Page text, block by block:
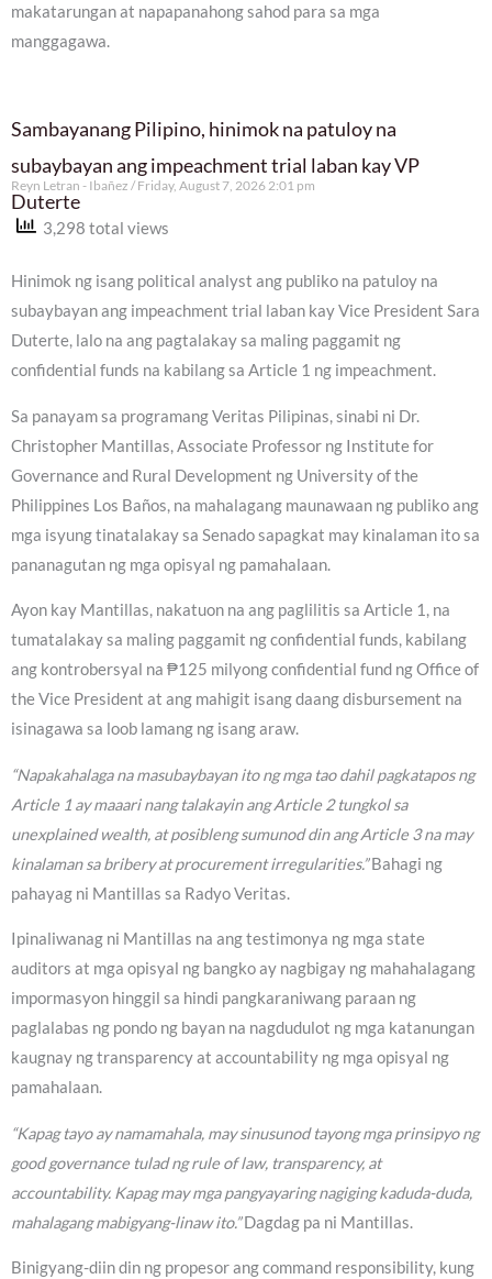
makatarungan at napapanahong sahod para sa mga
manggagawa.
Sambayanang Pilipino, hinimok na patuloy na
subaybayan ang impeachment trial laban kay VP
Duterte
Reyn Letran - Ibañez Friday, August 7, 2026 2:01 pm
3,298 total views
Hinimok ng isang political analyst ang publiko na patuloy na
subaybayan ang impeachment trial laban kay Vice President Sara
Duterte, lalo na ang pagtalakay sa maling paggamit ng
confidential funds na kabilang sa Article 1 ng impeachment.
Sa panayam sa programang Veritas Pilipinas, sinabi ni Dr.
Christopher Mantillas, Associate Professor ng Institute for
Governance and Rural Development ng University of the
Philippines Los Baños, na mahalagang maunawaan ng publiko ang
mga isyung tinatalakay sa Senado sapagkat may kinalaman ito sa
pananagutan ng mga opisyal ng pamahalaan.
Ayon kay Mantillas, nakatuon na ang paglilitis sa Article 1, na
tumatalakay sa maling paggamit ng confidential funds, kabilang
ang kontrobersyal na ₱125 milyong confidential fund ng Office of
the Vice President at ang mahigit isang daang disbursement na
isinagawa sa loob lamang ng isang araw.
“Napakahalaga na masubaybayan ito ng mga tao dahil pagkatapos ng
Article 1 ay maaari nang talakayin ang Article 2 tungkol sa
unexplained wealth, at posibleng sumunod din ang Article 3 na may
kinalaman sa bribery at procurement irregularities.”Bahagi ng
pahayag ni Mantillas sa Radyo Veritas.
Ipinaliwanag ni Mantillas na ang testimonya ng mga state
auditors at mga opisyal ng bangko ay nagbigay ng mahahalagang
impormasyon hinggil sa hindi pangkaraniwang paraan ng
paglalabas ng pondo ng bayan na nagdudulot ng mga katanungan
kaugnay ng transparency at accountability ng mga opisyal ng
pamahalaan.
“Kapag tayo ay namamahala, may sinusunod tayong mga prinsipyo ng
good governance tulad ng rule of law, transparency, at
accountability. Kapag may mga pangyayaring nagiging kaduda-duda,
mahalagang mabigyang-linaw ito.”Dagdag pa ni Mantillas.
Binigyang-diin din ng propesor ang command responsibility, kung